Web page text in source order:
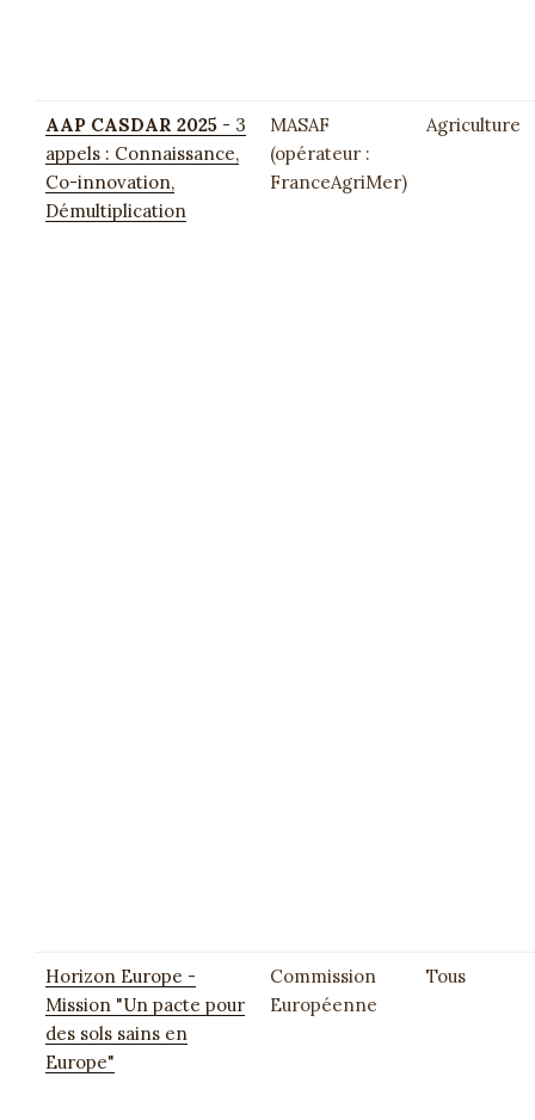
AAP CASDAR 2025 - 3
appels : Connaissance,
Co-innovation,
Démultiplication
MASAF
(opérateur :
FranceAgriMer)
Agriculture
Horizon Europe -
Mission "Un pacte pour
des sols sains en
Europe"
Commission
Européenne
Tous